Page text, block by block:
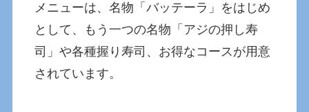
メニューは、名物「バッテーラ」をはじめ
として、もう一つの名物「アジの押し寿
司」や各種握り寿司、お得なコースが用意
されています。